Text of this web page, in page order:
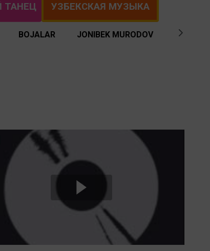
ТАНЕЦ УЗБЕКСКАЯ МУЗЫКА
BOJALAR JONIBEK MURODOV BENOM